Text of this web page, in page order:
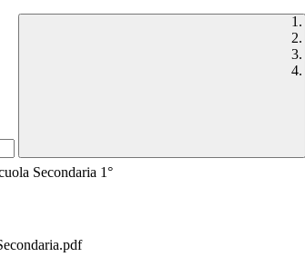
Secondaria 1°